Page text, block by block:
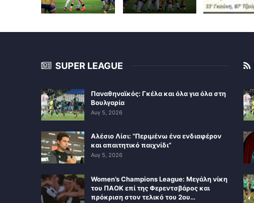
SUPER LEAGUE
Παναθηναϊκός: Γκέλα και όλα για όλα στη
Βουλγαρία
Αυγ 5, 2026
Αλέσιο Λίσι: “Περιμένω ένα ενδιαφέρον
και απαιτητικό παιχνίδι”
Αυγ 5, 2026
Women’s Champions League: Μεγάλη νίκη
του ΠΑΟΚ επί της Φερεντσβάρος και
πρόκριση στον τελικό του 2ου…